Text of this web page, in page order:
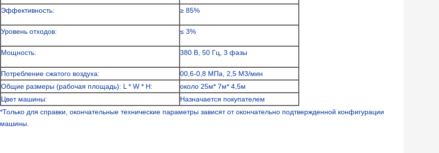
Эффективность: ≥ 85%
Уровень отходов: ≤ 3%
Мощность: 380 В, 50 Гц, 3 фазы
Потребление сжатого воздуха:
00,6-0,8 МПа, 2,5 М3/мин
Общие размеры (рабочая площадь): L * W * H:
около 25м* 7м* 4,5м
Цвет машины:
Назначается покупателем
*Только для справки, окончательные технические параметры зависят от окончательно подтвержденной конфигурации
машины.